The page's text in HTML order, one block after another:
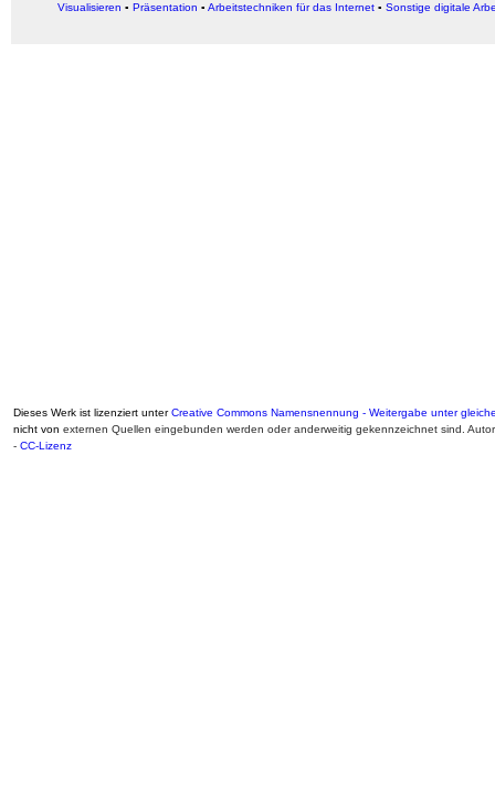
Visualisieren ▪ Präsentation ▪ Arbeitstechniken für das Internet ▪ Sonstige digitale
Dieses Werk ist lizenziert unterCreative Commons Namensnennung - Weitergabe unter
nicht von externen Quellen eingebunden werden oder anderweitig gekennzeichnet sind.
- CC-Lizenz